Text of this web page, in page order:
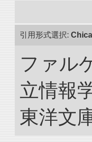
引用形式選択:
ファル
立情報
東洋文